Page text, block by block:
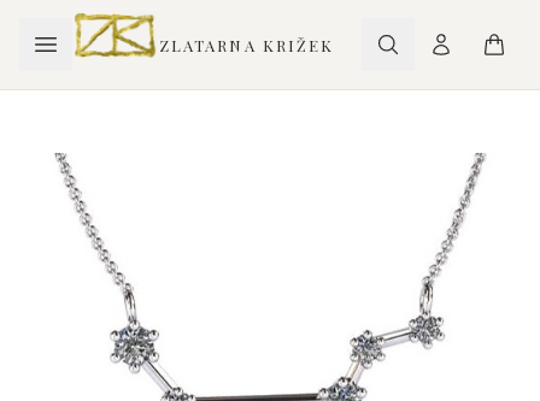
ZLATARNA KRIŽEK